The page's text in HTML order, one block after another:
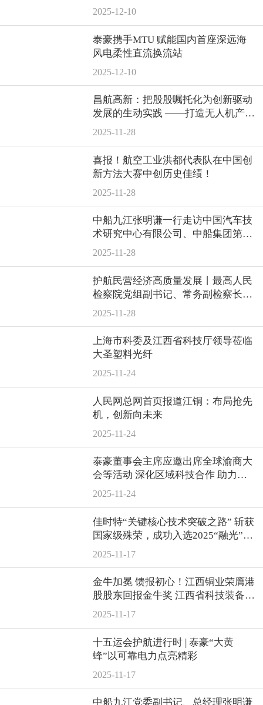
昌航空大学举行
2025-12-10
泰豪携手MTU 赋能国内首座深远海
风电柔性直流换流站
2025-12-10
昌航高新：把殷殷嘱托化为创新驱动
发展的生动实践 ——打造无人机产业
多元化发展新格局
2025-11-28
喜报！航空工业洪都代表队在中国创
新方法大赛中创历史佳绩！
2025-11-28
中船九江张明谦一行走访中国汽车技
术研究中心有限公司、中船集团第七
〇五研究所
2025-11-28
护航民营经济高质量发展丨最高人民
检察院党组副书记、常务副检察长童
建明一行莅临泰豪
2025-11-28
上海市科委及江西省科技厅领导莅临
大圣塑料光纤
2025-11-24
人民网总网首页报道江铜：布局抢先
机，创新向未来
2025-11-24
泰豪董事会主席应邀出席全球渝商大
会等活动 深化区域科技合作 助力产
业高质量发展
2025-11-24
佳时特“关键核心技术突破之路” 斩获
国家级殊荣，成功入选2025“融光”案
例集
2025-11-17
金牛加冕 馈报初心！江西铜业荣膺港
股股东回报金牛奖 江西省科技装备业
商会 2025年11月14日 20:58
2025-11-17
十五运会护航进行时 | 泰豪“大黄
蜂”以可靠电力点亮精彩
2025-11-17
中船九江党委副书记、总经理张明谦